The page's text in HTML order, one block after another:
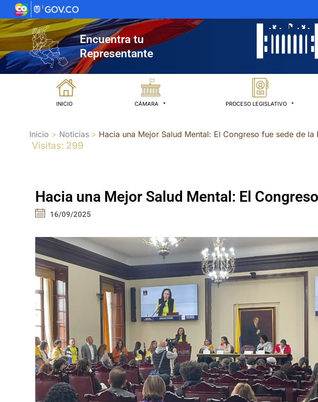
al
contenido
Encuentra tu
Representante
INICIO CÁMARA PROCESO LEGISLATIVO
Inicio Noticias Hacia una Mejor Salud Mental: El Congreso fue sede de la
Visitas: 299
Hacia una Mejor Salud Mental: El
16/09/2025